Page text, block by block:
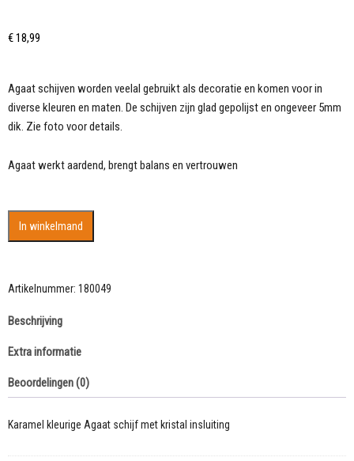
€18,99
Agaat schijven worden veelal gebruikt als decoratie en komen voor in
diverse kleuren en maten. De schijven zijn glad gepolijst en ongeveer 5mm
dik. Zie foto voor details.
Agaat werkt aardend, brengt balans en vertrouwen
insluiting
cm
In winkelmand
Artikelnummer: 180049
Beschrijving
Extra informatie
Beoordelingen (0)
Karamel kleurige Agaat schijf met kristal insluiting